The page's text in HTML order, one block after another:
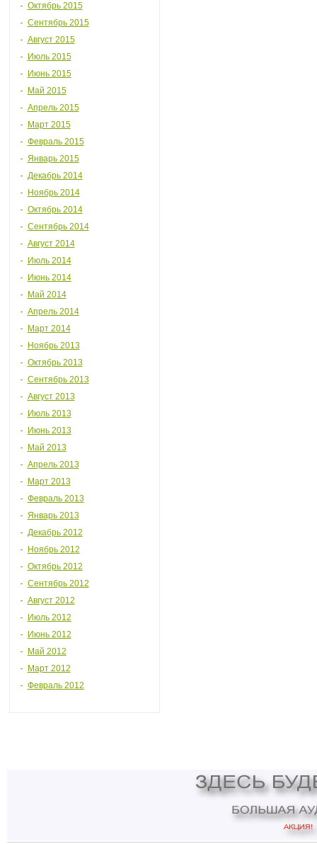
Октябрь 2015
Сентябрь 2015
Август 2015
Июль 2015
Июнь 2015
Май 2015
Апрель 2015
Март 2015
Февраль 2015
Январь 2015
Декабрь 2014
Ноябрь 2014
Октябрь 2014
Сентябрь 2014
Август 2014
Июль 2014
Июнь 2014
Май 2014
Апрель 2014
Март 2014
Ноябрь 2013
Октябрь 2013
Сентябрь 2013
Август 2013
Июль 2013
Июнь 2013
Май 2013
Апрель 2013
Март 2013
Февраль 2013
Январь 2013
Декабрь 2012
Ноябрь 2012
Октябрь 2012
Сентябрь 2012
Август 2012
Июль 2012
Июнь 2012
Май 2012
Март 2012
Февраль 2012